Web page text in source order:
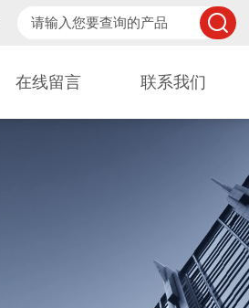
在线留言 联系我们